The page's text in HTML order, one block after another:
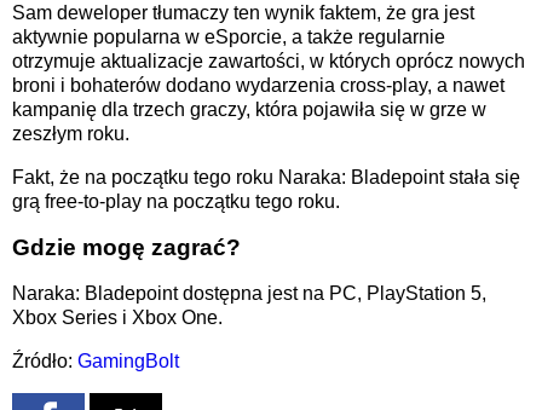
Sam deweloper tłumaczy ten wynik faktem, że gra jest
aktywnie popularna w eSporcie, a także regularnie
otrzymuje aktualizacje zawartości, w których oprócz nowych
broni i bohaterów dodano wydarzenia cross-play, a nawet
kampanię dla trzech graczy, która pojawiła się w grze w
zeszłym roku.
Fakt, że na początku tego roku Naraka: Bladepoint stała się
grą free-to-play na początku tego roku.
Gdzie mogę zagrać?
Naraka: Bladepoint dostępna jest na PC, PlayStation 5,
Xbox Series i Xbox One.
Źródło: GamingBolt